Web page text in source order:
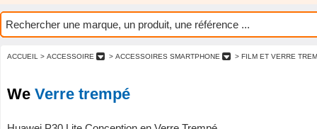
ACCUEIL > ACCESSOIRE > ACCESSOIRES SMARTPHONE > FILM ET VERRE
We Verre trempé